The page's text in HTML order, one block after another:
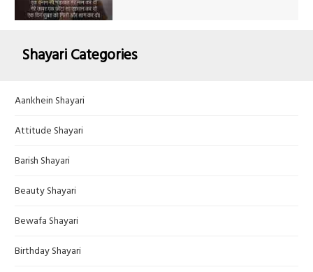
Shayari Categories
Aankhein Shayari
Attitude Shayari
Barish Shayari
Beauty Shayari
Bewafa Shayari
Birthday Shayari